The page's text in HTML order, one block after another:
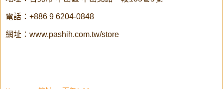
電話：+886 9 6204-0848
網址：www.pashih.com.tw/store